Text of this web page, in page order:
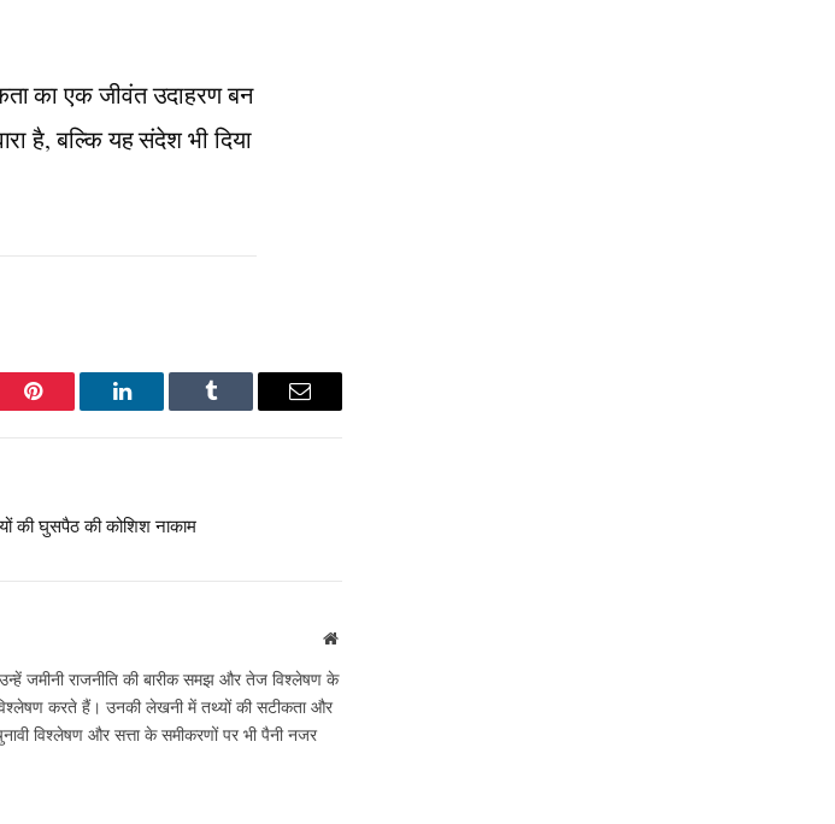
का एक जीवंत उदाहरण बन
है, बल्कि यह संदेश भी दिया
Pinterest LinkedIn Tumblr Email
की घुसपैठ की कोशिश नाकाम
Website
जमीनी राजनीति की बारीक समझ और तेज विश्लेषण के
विश्लेषण करते हैं। उनकी लेखनी में तथ्यों की सटीकता और
विश्लेषण और सत्ता के समीकरणों पर भी पैनी नजर